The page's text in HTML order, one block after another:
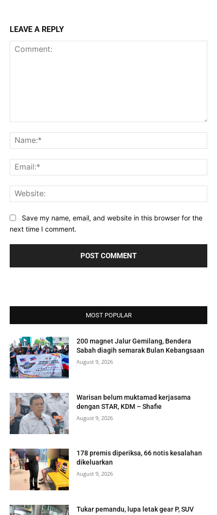
LEAVE A REPLY
Save my name, email, and website in this browser for the
next time I comment.
MOST POPULAR
200 magnet Jalur Gemilang, Bendera
Sabah diagih semarak Bulan Kebangsaan
August 9, 2026
Warisan belum muktamad kerjasama
dengan STAR, KDM – Shafie
August 9, 2026
178 premis diperiksa, 66 notis kesalahan
dikeluarkan
August 9, 2026
Tukar pemandu, lupa letak gear P, SUV